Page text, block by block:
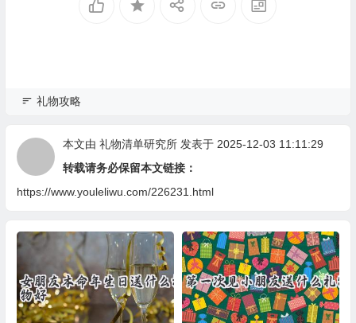
礼物攻略
本文由 礼物清单研究所发表于 2025-12-03 11:11:29
转载请务必保留本文链接：
https://www.youleliwu.com/226231.html